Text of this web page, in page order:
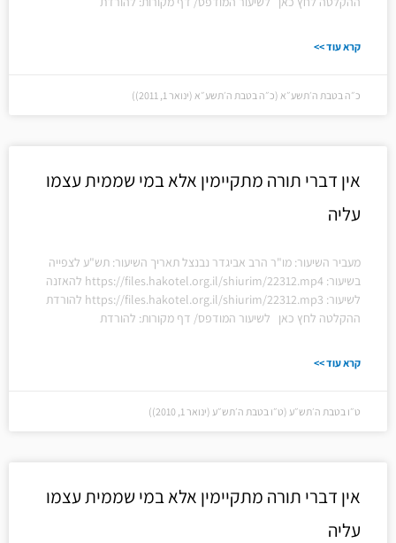
קרא עוד >>
כ״ה בטבת ה׳תשע״א (כ״ה בטבת ה׳תשע״א (ינואר 1, 2011))
אין דברי תורה מתקיימין אלא במי שממית עצמו
עליה
מעביר השיעור: מו"ר הרב אביגדר נבנצל תאריך השיעור: תש"ע לצפייה
בשיעור: https://files.hakotel.org.il/shiurim/22312.mp4 להאזנה
לשיעור: https://files.hakotel.org.il/shiurim/22312.mp3 להורדת
ההקלטה לחץ כאן לשיעור המודפס/ דף מקורות: להורדת
קרא עוד >>
ט״ו בטבת ה׳תש״ע (ט״ו בטבת ה׳תש״ע (ינואר 1, 2010))
אין דברי תורה מתקיימין אלא במי שממית עצמו
עליה